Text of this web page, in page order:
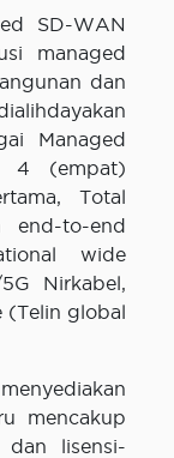
SD-WAN
managed
dan
Managed
4 (empat)
Total
end-to-end
wide
Nirkabel,
(Telin global
mencakup
dan lisensi-